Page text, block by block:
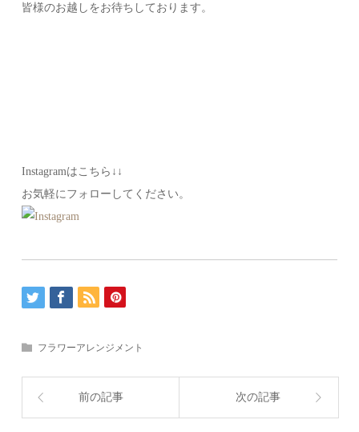
皆様のお越しをお待ちしております。
Instagramはこちら↓↓
お気軽にフォローしてください。
フラワーアレンジメント
前の記事 次の記事